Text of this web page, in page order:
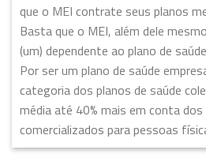
que o MEI contrate seus planos
Basta que o MEI, além dele
(um) dependente ao plano de
Por ser um plano de saúde
categoria dos planos de saúde
média até 40% mais em conta
comercializados para pessoas